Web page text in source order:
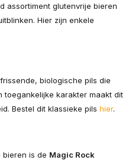
assortiment glutenvrije bieren
Hier zijn enkele
biologische pils die
toegankelijke karakter maakt dit
Bestel dit klassieke pils hier.
bieren is de Magic Rock